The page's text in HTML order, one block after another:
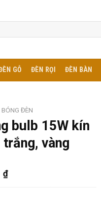
GỖ ĐÈN RỌI ĐÈN BÀN
BÓNG ĐÈN
bulb 15W kín
vàng
₫